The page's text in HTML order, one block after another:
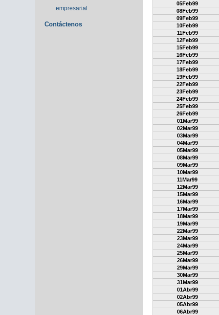
empresarial
Contáctenos
05Feb99
08Feb99
09Feb99
10Feb99
11Feb99
12Feb99
15Feb99
16Feb99
17Feb99
18Feb99
19Feb99
22Feb99
23Feb99
24Feb99
25Feb99
26Feb99
01Mar99
02Mar99
03Mar99
04Mar99
05Mar99
08Mar99
09Mar99
10Mar99
11Mar99
12Mar99
15Mar99
16Mar99
17Mar99
18Mar99
19Mar99
22Mar99
23Mar99
24Mar99
25Mar99
26Mar99
29Mar99
30Mar99
31Mar99
01Abr99
02Abr99
05Abr99
06Abr99